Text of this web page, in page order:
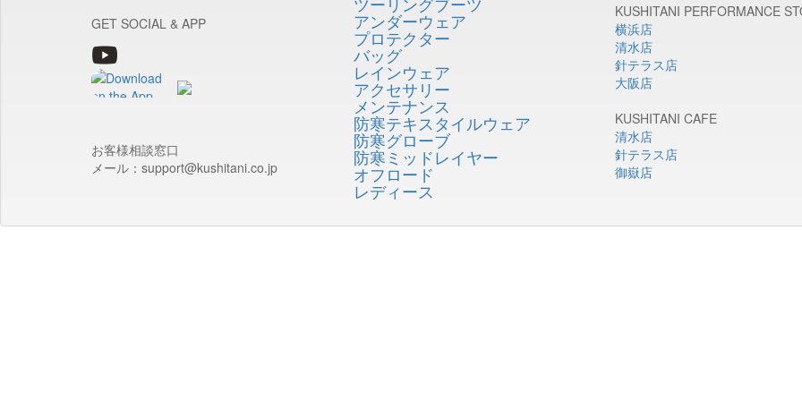
GET SOCIAL & APP
お客様相談窓口
メール：support@kushitani.co.jp
アンダーウェア
プロテクター
バッグ
レインウェア
アクセサリー
メンテナンス
防寒テキスタイルウェア
防寒グローブ
防寒ミッドレイヤー
オフロード
レディース
KUSHITANI PERFORMANCE
横浜店
清水店
針テラス店
大阪店
KUSHITANI CAFE
清水店
針テラス店
御嶽店